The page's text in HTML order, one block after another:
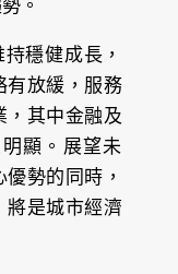
。
穩健成長，
有放緩，服務
，其中金融及
顯。展望未
勢的同時，
將是城市經濟